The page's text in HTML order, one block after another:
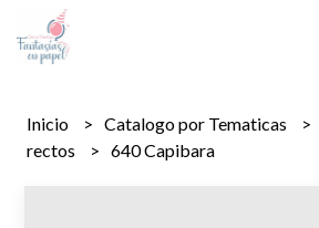
Inicio Catalogo por Tematicas
rectos
640 Capibara